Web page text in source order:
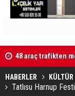
48 araç trafikten
Kaldırıma düşen
HABERLER
Tatlısu Harnup